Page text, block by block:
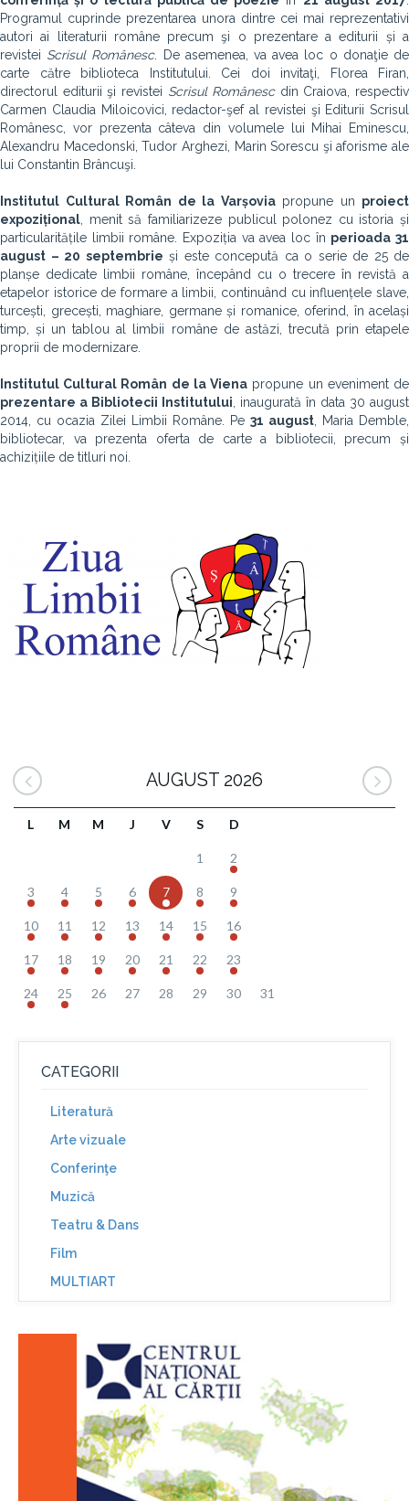
Programul cuprinde prezentarea unora dintre cei mai reprezentativi
autori ai literaturii române precum şi o prezentare a editurii și a
revistei Scrisul Românesc. De asemenea, va avea loc o donaţie de
carte către biblioteca Institutului. Cei doi invitaţi, Florea Firan,
directorul editurii şi revistei Scrisul Românescdin Craiova, respectiv
Carmen Claudia Miloicovici, redactor-şef al revistei şi Editurii Scrisul
Românesc, vor prezenta câteva din volumele lui Mihai Eminescu,
Alexandru Macedonski, Tudor Arghezi, Marin Sorescu şi aforisme ale
lui Constantin Brâncuşi.
Institutul Cultural Român de la Varșoviapropune un proiect
expozițional , menit să familiarizeze publicul polonez cu istoria și
particularitățile limbii române. Expoziția va avea loc în perioada 31
august – 20 septembrie și este concepută ca o serie de 25 de
planșe dedicate limbii române, începând cu o trecere în revistă a
etapelor istorice de formare a limbii, continuând cu influențele slave,
turcești, grecești, maghiare, germane și romanice, oferind, în același
timp, și un tablou al limbii române de astăzi, trecută prin etapele
proprii de modernizare.
Institutul Cultural Român de la Viena propune un eveniment de
prezentare a Bibliotecii Institutului , inaugurată în data 30 august
2014, cu ocazia Zilei Limbii Române. Pe 31 august , Maria Demble,
bibliotecar, va prezenta oferta de carte a bibliotecii, precum și
achizițiile de titluri noi.
AUGUST 2026
L M M J V S D
1 2
3 4 5 6 7 8 9
10 11 12 13 14 15 16
17 18 19 20 21 22 23
24 25 26 27 28 29 30 31
CATEGORII
Literatură
Arte vizuale
Conferinţe
Muzică
Teatru & Dans
Film
MULTIART